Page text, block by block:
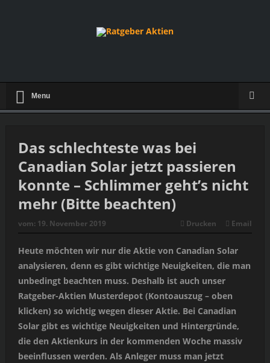
Menu
Das schlechteste was bei
Canadian Solar jetzt passieren
konnte – Schlimmer geht’s nicht
mehr (Bitte beachten)
vom: 19. November 2019 Drucken Email
Heute möchten wir nur die Aktie von Canadian Solar
analysieren, denn es gibt wichtige Neuigkeiten, die man
unbedingt beachten muss. Deshalb ist auch unser
Ratgeber-Aktien Musterdepot (Kontoauszug – oben
klicken) so wichtig wegen dieser Aktie. Bei Canadian
Solar gibt es wichtige Neuigkeiten und Hintergründe,
die den Aktienkurs in der kommenden Woche massiv
beeinflussen werden. Als Anleger muss man jetzt